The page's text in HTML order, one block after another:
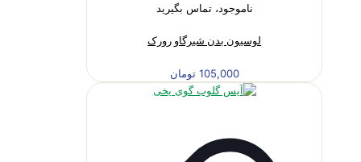
ناموجود، تماس بگیرید
لوسیون بدن شیرگاو رورک
105,000 تومان